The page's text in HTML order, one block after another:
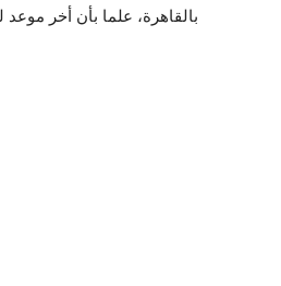
بالقاهرة، علما بأن أخر موعد للتقديم